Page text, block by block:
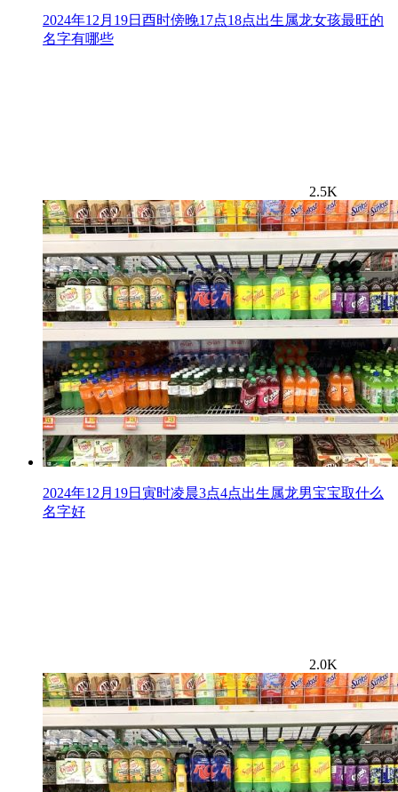
2024年12月19日酉时傍晚17点18点出生属龙女孩最旺的
名字有哪些
2.5K
2024年12月19日寅时凌晨3点4点出生属龙男宝宝取什么
名字好
2.0K